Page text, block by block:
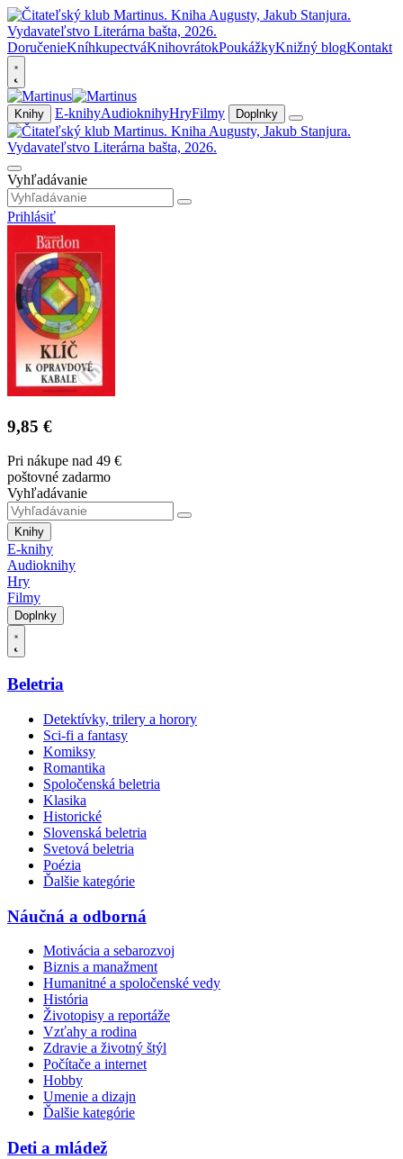
DoručenieKníhkupectváKnihovrátokPoukážkyKnižný blogKontakt
Knihy E-knihyAudioknihyHryFilmy Doplnky
Vyhľadávanie
Prihlásiť
9,85 €
Pri nákupe nad 49 €
poštovné zadarmo
Vyhľadávanie
Knihy
E-knihy
Audioknihy
Hry
Filmy
Doplnky
Beletria
Detektívky, trilery a horory
Sci-fi a fantasy
Komiksy
Romantika
Spoločenská beletria
Klasika
Historické
Slovenská beletria
Svetová beletria
Poézia
Ďalšie kategórie
Náučná a odborná
Motivácia a sebarozvoj
Biznis a manažment
Humanitné a spoločenské vedy
História
Životopisy a reportáže
Vzťahy a rodina
Zdravie a životný štýl
Počítače a internet
Hobby
Umenie a dizajn
Ďalšie kategórie
Deti a mládež